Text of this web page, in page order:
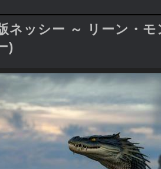
ネッシー ～ リーン・モ
)